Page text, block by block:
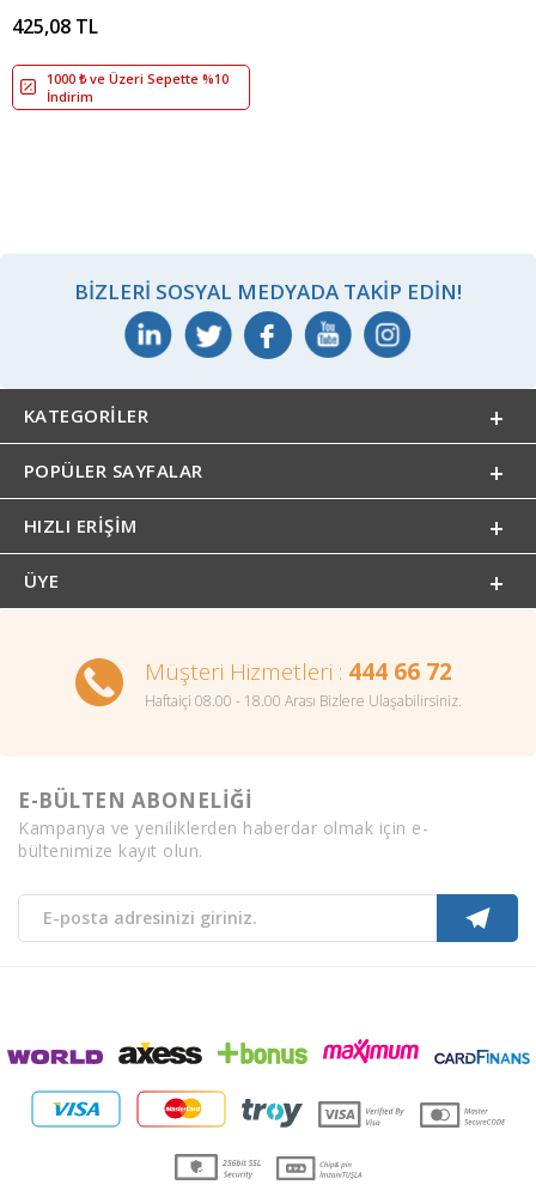
425,08 TL
1000 ₺ ve Üzeri Sepette %10
İndirim
BIZLERI SOSYAL MEDYADA TAKIP EDIN!
KATEGORILER
POPÜLER SAYFALAR
HIZLI ERIŞIM
ÜYE
Müşteri Hizmetleri : 444 66 72
Haftaiçi 08.00 - 18.00 Arası Bizlere Ulaşabilirsiniz.
E-BÜLTEN ABONELİĞİ
Kampanya ve yeniliklerden haberdar olmak için e-
bültenimize kayıt olun.